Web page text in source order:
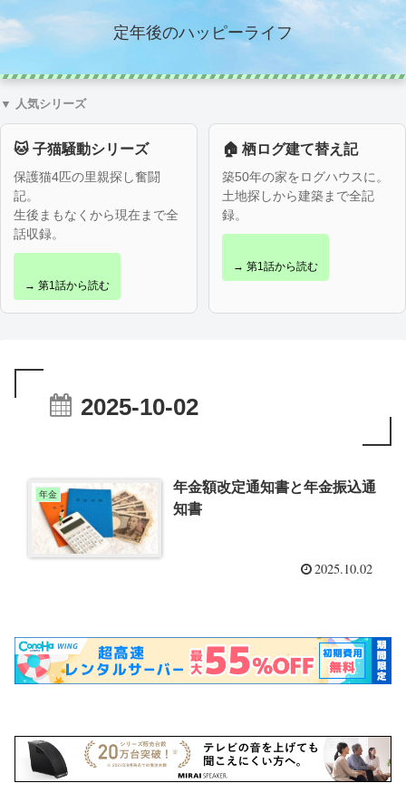
定年後のハッピーライフ
▼ 人気シリーズ
🐱 子猫騒動シリーズ
保護猫4匹の里親探し奮闘
記。
生後まもなくから現在まで全
話収録。
→ 第1話から読む
🏠 栖ログ建て替え記
築50年の家をログハウスに。
土地探しから建築まで全記
録。
→ 第1話から読む
2025-10-02
年金
年金額改定通知書と年金振込通
知書
2025.10.02